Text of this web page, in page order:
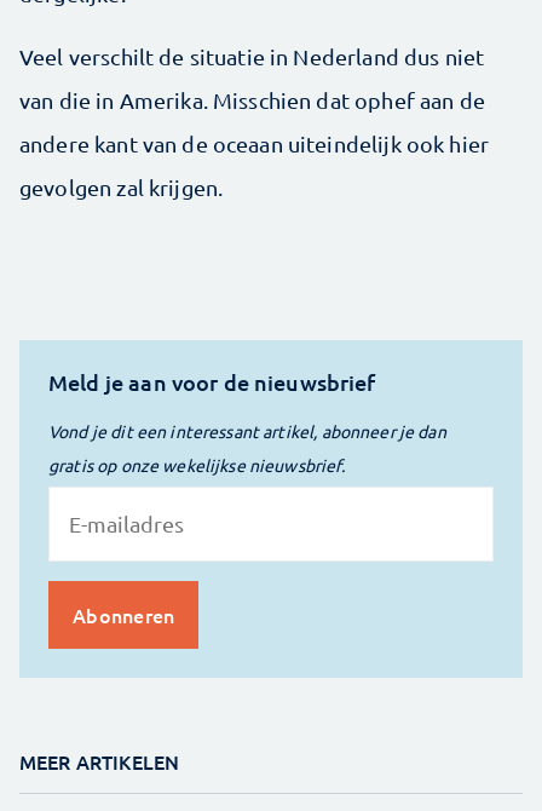
Veel verschilt de situatie in Nederland dus niet
van die in Amerika. Misschien dat ophef aan de
andere kant van de oceaan uiteindelijk ook hier
gevolgen zal krijgen.
Meld je aan voor de nieuwsbrief
Vond je dit een interessant artikel, abonneer je dan
gratis op onze wekelijkse nieuwsbrief.
MEER ARTIKELEN